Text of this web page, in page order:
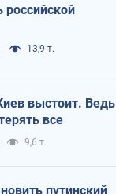
российской
13,9 т.
выстоит. Ведь
все
9,6 т.
путинский